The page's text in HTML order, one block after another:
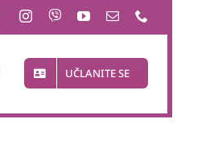
UČLANITE SE